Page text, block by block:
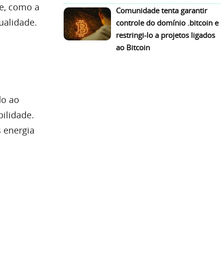
como a
ao
energia
Comunidade tenta garantir
controle do domínio .bitcoin e
restringi-lo a projetos ligados
ao Bitcoin